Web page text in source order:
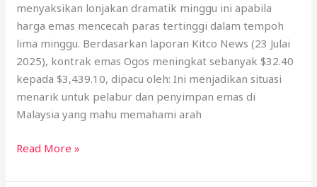
menyaksikan lonjakan dramatik minggu ini apabila
harga emas mencecah paras tertinggi dalam tempoh
lima minggu. Berdasarkan laporan Kitco News (23 Julai
2025), kontrak emas Ogos meningkat sebanyak $32.40
kepada $3,439.10, dipacu oleh: Ini menjadikan situasi
menarik untuk pelabur dan penyimpan emas di
Malaysia yang mahu memahami arah
Read More »